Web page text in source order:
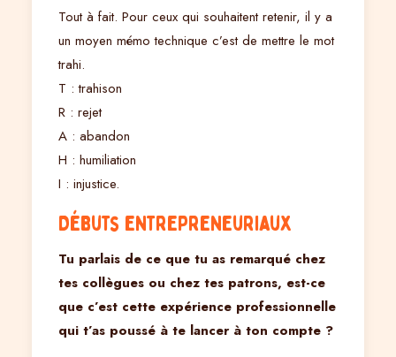
Tout à fait. Pour ceux qui souhaitent retenir, il y a
un moyen mémo technique c’est de mettre le mot
trahi.
T : trahison
R : rejet
A : abandon
H : humiliation
I : injustice.
Débuts entrepreneuriaux
Tu parlais de ce que tu as remarqué chez
tes collègues ou chez tes patrons, est-ce
que c’est cette expérience professionnelle
qui t’as poussé à te lancer à ton compte ?